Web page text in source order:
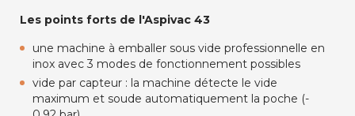
Les points forts de l'Aspivac 43
une machine à emballer sous vide professionnelle en
inox avec 3 modes de fonctionnement possibles
vide par capteur : la machine détecte le vide
maximum et soude automatiquement la poche (-